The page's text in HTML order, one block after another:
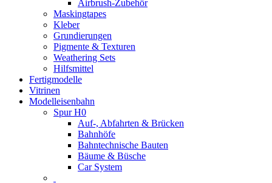
Airbrush-Zubehör
Maskingtapes
Kleber
Grundierungen
Pigmente & Texturen
Weathering Sets
Hilfsmittel
Fertigmodelle
Vitrinen
Modelleisenbahn
Spur H0
Auf-, Abfahrten & Brücken
Bahnhöfe
Bahntechnische Bauten
Bäume & Büsche
Car System